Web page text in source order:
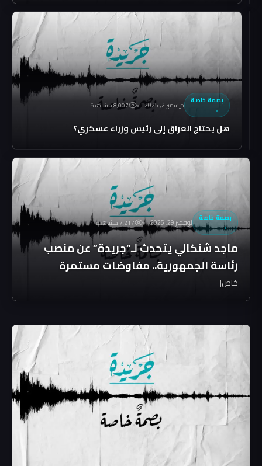
مشاهدة
قصف
سجون
داعش
..
من
يريد
“تفجير”
العراق؟
بصمة خاصة ديسمبر 2, 2025 8٬007 مشاهدة
هل يحتاج العراق إلى رئيس وزراء عسكري؟
بصمة خاصة نوفمبر 29, 2025 7٬217 مشاهدة
ماجد شنكالي يتحدث لـ”جريدة” عن منصب
رئاسة الجمهورية.. مفاوضات مستمرة
خاص|